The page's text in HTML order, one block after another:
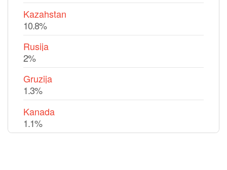
Kazahstan
10.8%
Rusija
2%
Gruzija
1.3%
Kanada
1.1%